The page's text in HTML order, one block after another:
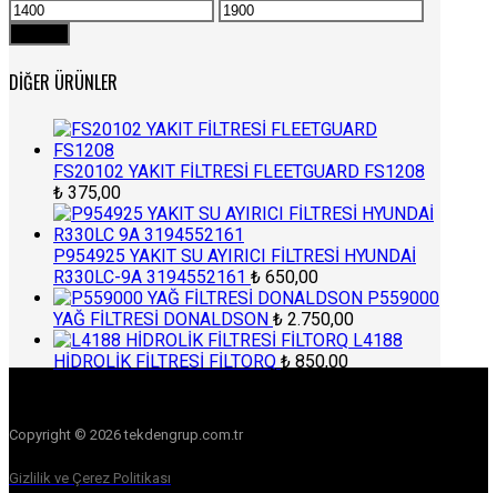
En
düşük
fiyat
En
yüksek
DIĞER ÜRÜNLER
FS20102 YAKIT FİLTRESİ FLEETGUARD FS1208
₺ 375,00
P954925 YAKIT SU AYIRICI FİLTRESİ HYUNDAİ
R330LC-9A 3194552161 ₺ 650,00
P559000
YAĞ FİLTRESİ DONALDSON ₺ 2.750,00
L4188
HİDROLİK FİLTRESİ FİLTORQ ₺ 850,00
Copyright © 2026 tekdengrup.com.tr
Gizlilik ve Çerez Politikası